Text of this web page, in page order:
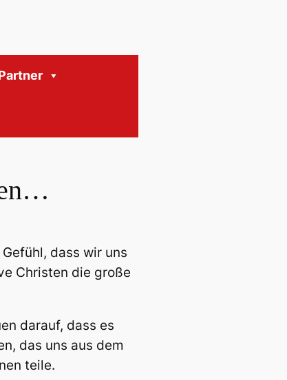
dass wir uns
Christen die große
darauf, dass es
das uns aus dem
teile.